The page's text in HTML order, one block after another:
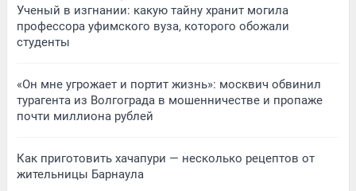
Ученый в изгнании: какую тайну хранит могила
профессора уфимского вуза, которого обожали
студенты
«Он мне угрожает и портит жизнь»: москвич обвинил
турагента из Волгограда в мошенничестве и пропаже
почти миллиона рублей
Как приготовить хачапури — несколько рецептов от
жительницы Барнаула